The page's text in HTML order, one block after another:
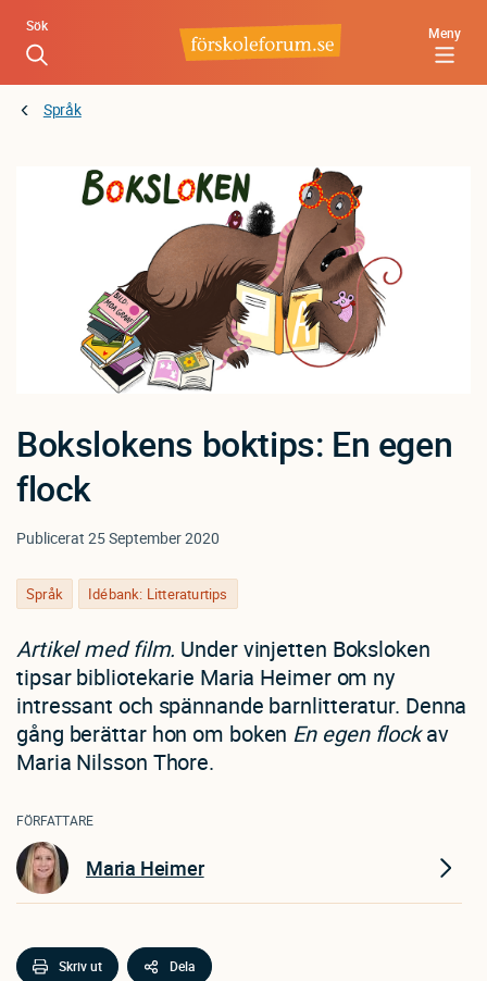
Hoppa
huvudinnehåll
Meny
Sök
Språk
Bokslokens boktips: En egen
flock
Publicerat 25 September 2020
Språk Idébank: Litteraturtips
Artikel med film. Under vinjetten Boksloken
tipsar bibliotekarie Maria Heimer om ny
intressant och spännande barnlitteratur. Denna
gång berättar hon om boken En egen flockav
Maria Nilsson Thore.
FÖRFATTARE
Maria Heimer
Skriv ut Dela